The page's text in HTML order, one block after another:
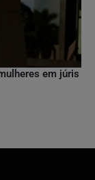
em júris